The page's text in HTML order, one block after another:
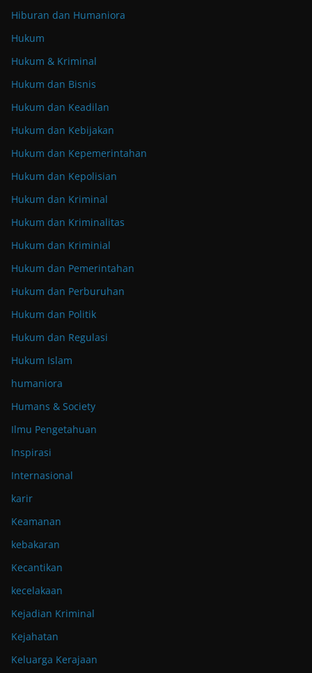
Hiburan dan Humaniora
Hukum
Hukum & Kriminal
Hukum dan Bisnis
Hukum dan Keadilan
Hukum dan Kebijakan
Hukum dan Kepemerintahan
Hukum dan Kepolisian
Hukum dan Kriminal
Hukum dan Kriminalitas
Hukum dan Kriminial
Hukum dan Pemerintahan
Hukum dan Perburuhan
Hukum dan Politik
Hukum dan Regulasi
Hukum Islam
humaniora
Humans & Society
Ilmu Pengetahuan
Inspirasi
Internasional
karir
Keamanan
kebakaran
Kecantikan
kecelakaan
Kejadian Kriminal
Kejahatan
Keluarga Kerajaan